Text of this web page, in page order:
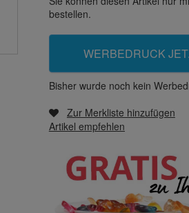
bestellen.
WERBEDRUCK
Bisher wurde noch kein
Zur Merkliste hinzufügen
Artikel empfehlen